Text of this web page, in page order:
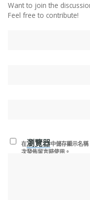
Want to join the
Feel free to contribute!
在瀏覽器中儲存顯示名
次發佈留言時使用。